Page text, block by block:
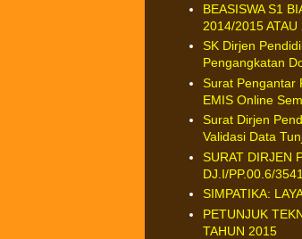
BEASISWA S1
2014/2015
SK Dirjen
Pengangkatan
Surat Pengantar
EMIS Online
Surat Dirjen
Validasi Data
SURAT DIRJEN
DJ.I/PP.00.6/
SIMPATIKA:
PETUNJUK
TAHUN 2015